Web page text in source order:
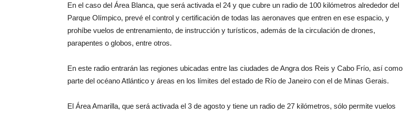
En el caso del Área Blanca, que será activada el 24 y que cubre un radio de 100 kilómetros alrededor del
Parque Olímpico, prevé el control y certificación de todas las aeronaves que entren en ese espacio, y
prohíbe vuelos de entrenamiento, de instrucción y turísticos, además de la circulación de drones,
parapentes o globos, entre otros.
En este radio entrarán las regiones ubicadas entre las ciudades de Angra dos Reis y Cabo Frío, así como
parte del océano Atlántico y áreas en los límites del estado de Río de Janeiro con el de Minas Gerais.
El Área Amarilla, que será activada el 3 de agosto y tiene un radio de 27 kilómetros, sólo permite vuelos